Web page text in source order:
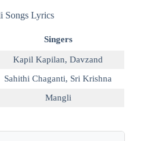
Songs Lyrics
Singers
Kapil Kapilan, Davzand
Sahithi Chaganti, Sri Krishna
Mangli